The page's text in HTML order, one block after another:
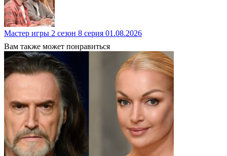
Мастер игры 2 сезон 8 серия 01.08.2026
Вам также может понравиться